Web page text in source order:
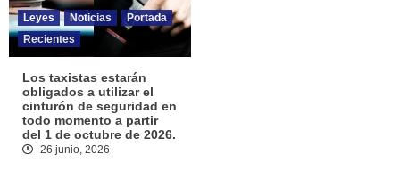
Leyes Noticias
Portada
Recientes
Los taxistas estarán
obligados a utilizar el
cinturón de seguridad en
todo momento a partir
del 1 de octubre de 2026.
26 junio, 2026